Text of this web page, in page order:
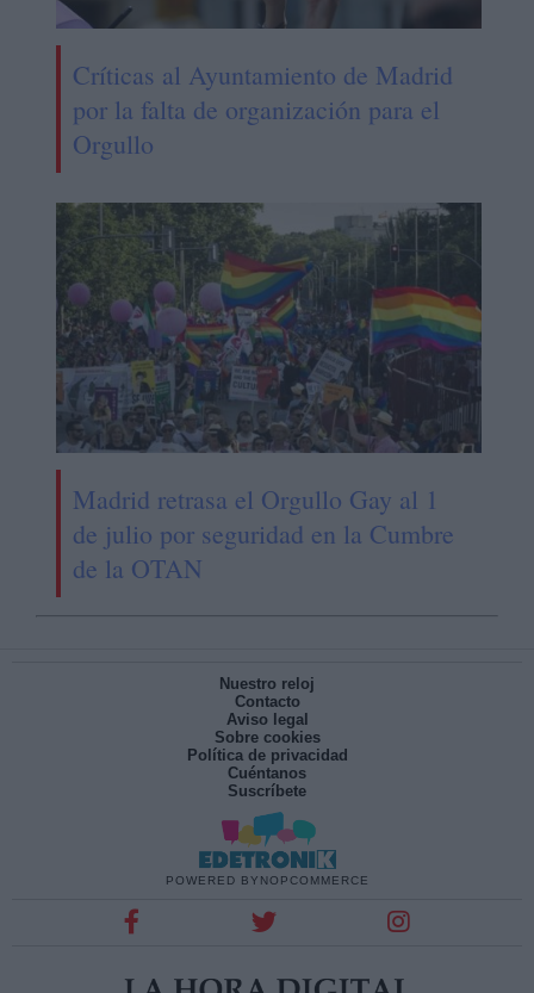
Críticas al Ayuntamiento de Madrid
por la falta de organización para el
Orgullo
Madrid retrasa el Orgullo Gay al 1
de julio por seguridad en la Cumbre
de la OTAN
Nuestro reloj
Contacto
Aviso legal
Sobre cookies
Política de privacidad
Cuéntanos
Suscríbete
POWERED BY NOPCOMMERCE